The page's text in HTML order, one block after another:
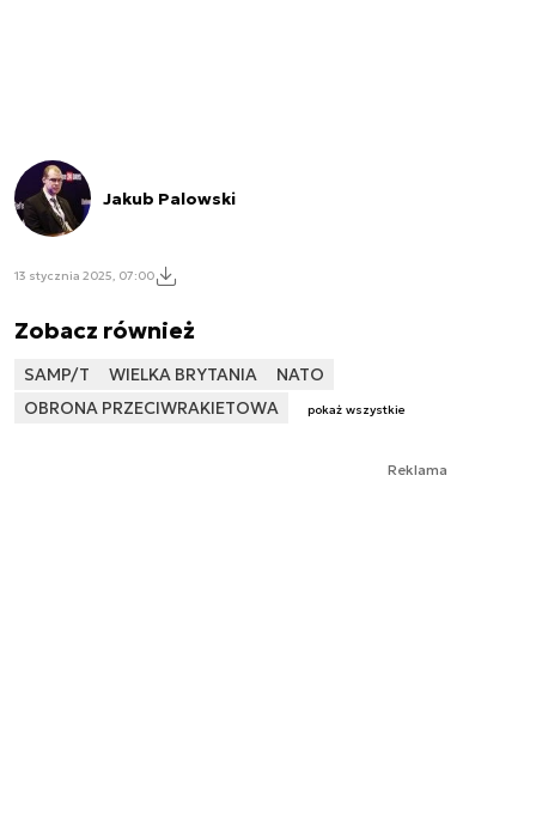
Jakub Palowski
13 stycznia 2025, 07:00
Zobacz również
SAMP/T WIELKA BRYTANIA
NATO
OBRONA PRZECIWRAKIETOWA
pokaż wszystkie
Reklama